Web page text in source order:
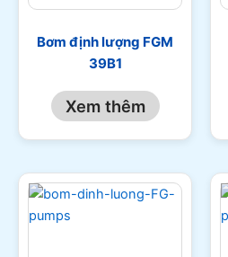
Bơm định lượng FGM
39B1
Xem thêm